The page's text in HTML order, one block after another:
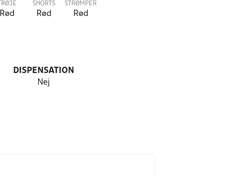
TRØJE
Rød
SHORTS
Rød
STRØMPER
Rød
DISPENSATION
Nej